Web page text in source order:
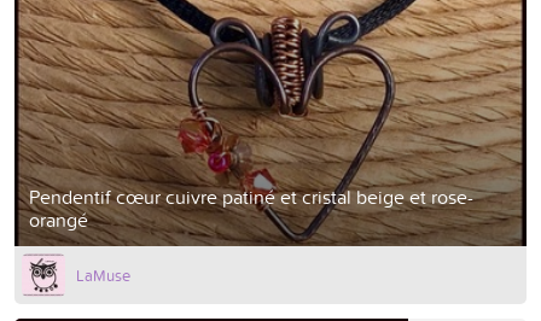
Pendentif cœur cuivre patiné et cristal beige et rose-
orangé
LaMuse